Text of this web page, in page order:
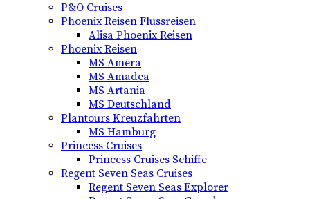
P&O Cruises
Phoenix Reisen Flussreisen
Alisa Phoenix Reisen
Phoenix Reisen
MS Amera
MS Amadea
MS Artania
MS Deutschland
Plantours Kreuzfahrten
MS Hamburg
Princess Cruises
Princess Cruises Schiffe
Regent Seven Seas Cruises
Regent Seven Seas Explorer